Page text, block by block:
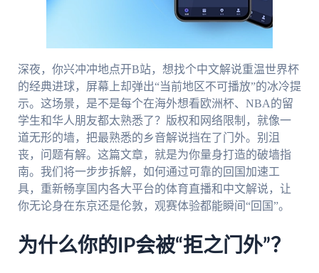
深夜，你兴冲冲地点开B站，想找个中文解说重温世界杯
的经典进球，屏幕上却弹出“当前地区不可播放”的冰冷提
示。这场景，是不是每个在海外想看欧洲杯、NBA的留
学生和华人朋友都太熟悉了？版权和网络限制，就像一
道无形的墙，把最熟悉的乡音解说挡在了门外。别沮
丧，问题有解。这篇文章，就是为你量身打造的破墙指
南。我们将一步步拆解，如何通过可靠的回国加速工
具，重新畅享国内各大平台的体育直播和中文解说，让
你无论身在东京还是伦敦，观赛体验都能瞬间“回国”。
为什么你的IP会被“拒之门外”？